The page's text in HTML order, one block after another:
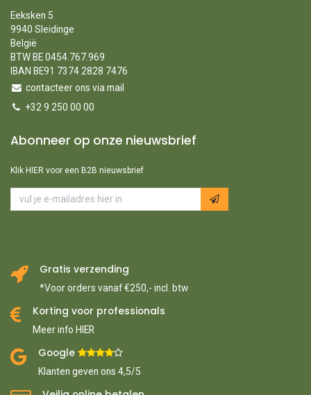
Eeksken 5
9940 Sleidinge
België
BTW BE 0454.767.969
IBAN BE91 7374 2828 7476
contacteer ons via mail
+32 9 250 00 00
Abonneer op onze nieuwsbrief
Klik HIER voor een B2B nieuwsbrief
Gratis verzending
*Voor orders vanaf €250,- incl. btw
Korting voor professionals
Meer info HIER
Google ​
Klanten geven ons 4,5/5